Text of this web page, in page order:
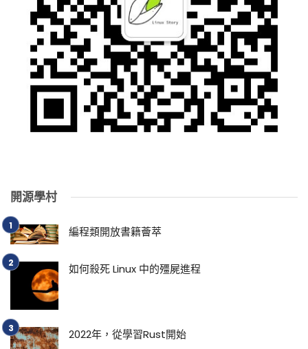
開源學村
編程類開放書籍薈萃
如何殺死 Linux 中的殭屍進程
2022年，從學習Rust開始